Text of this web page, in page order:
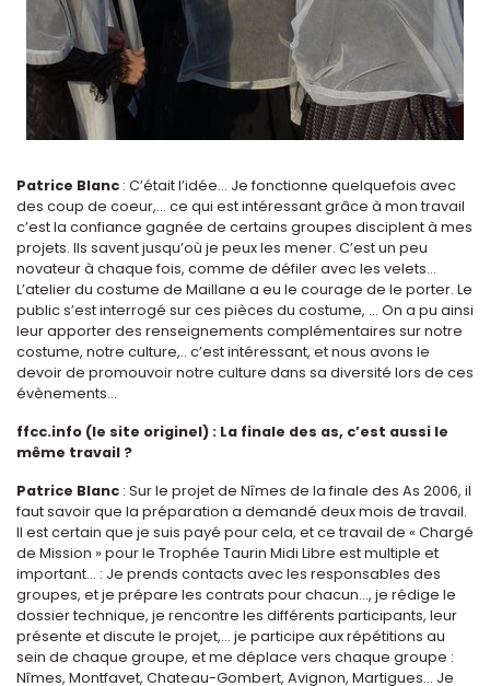
Patrice Blanc : C’était l’idée... Je fonctionne quelquefois avec
des coup de coeur,… ce qui est intéressant grâce à mon travail
c’est la confiance gagnée de certains groupes disciplent à mes
projets. Ils savent jusqu’où je peux les mener. C’est un peu
novateur à chaque fois, comme de défiler avec les velets...
L’atelier du costume de Maillane a eu le courage de le porter. Le
public s’est interrogé sur ces pièces du costume, ... On a pu ainsi
leur apporter des renseignements complémentaires sur notre
costume, notre culture,.. c’est intéressant, et nous avons le
devoir de promouvoir notre culture dans sa diversité lors de ces
évènements...
ffcc.info (le site originel) : La finale des as, c’est aussi le
même travail ?
Patrice Blanc : Sur le projet de Nîmes de la finale des As 2006, il
faut savoir que la préparation a demandé deux mois de travail.
Il est certain que je suis payé pour cela, et ce travail de « Chargé
de Mission » pour le Trophée Taurin Midi Libre est multiple et
important… : Je prends contacts avec les responsables des
groupes, et je prépare les contrats pour chacun…, je rédige le
dossier technique, je rencontre les différents participants, leur
présente et discute le projet,... je participe aux répétitions au
sein de chaque groupe, et me déplace vers chaque groupe :
Nîmes, Montfavet, Chateau-Gombert, Avignon, Martigues... Je